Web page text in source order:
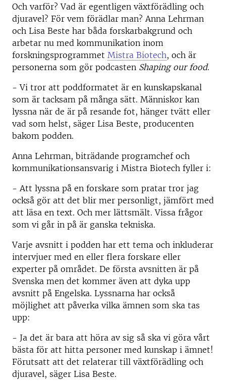
Och varför? Vad är egentligen växtförädling och
djuravel? För vem förädlar man? Anna Lehrman
och Lisa Beste har båda forskarbakgrund och
arbetar nu med kommunikation inom
forskningsprogrammet Mistra Biotech, och är
personerna som gör podcasten Shaping our food.
- Vi tror att poddformatet är en kunskapskanal
som är tacksam på många sätt. Människor kan
lyssna när de är på resande fot, hänger tvätt eller
vad som helst, säger Lisa Beste, producenten
bakom podden.
Anna Lehrman, biträdande programchef och
kommunikationsansvarig i Mistra Biotech fyller i:
- Att lyssna på en forskare som pratar tror jag
också gör att det blir mer personligt, jämfört med
att läsa en text. Och mer lättsmält. Vissa frågor
som vi går in på är ganska tekniska.
Varje avsnitt i podden har ett tema och inkluderar
intervjuer med en eller flera forskare eller
experter på området. De första avsnitten är på
Svenska men det kommer även att dyka upp
avsnitt på Engelska. Lyssnarna har också
möjlighet att påverka vilka ämnen som ska tas
upp:
- Ja det är bara att höra av sig så ska vi göra vårt
bästa för att hitta personer med kunskap i ämnet!
Förutsatt att det relaterar till växtförädling och
djuravel, säger Lisa Beste.